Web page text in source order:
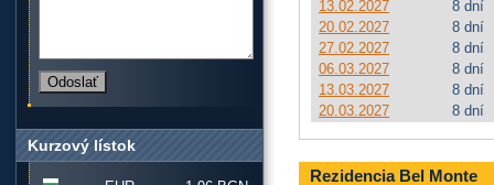
13.02.2027
8 dní
20.02.2027
8 dní
27.02.2027
8 dní
06.03.2027
8 dní
13.03.2027
8 dní
20.03.2027
8 dní
Rezidencia Bel Monte
Kurzový lístok